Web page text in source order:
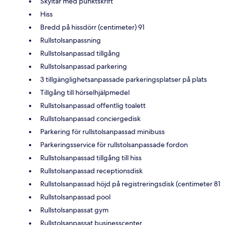
Hiss
Bredd på hissdörr (centimeter) 91
Rullstolsanpassning
Rullstolsanpassad tillgång
Rullstolsanpassad parkering
3 tillgänglighetsanpassade parkeringsplatser på plats
Tillgång till hörselhjälpmedel
Rullstolsanpassad offentlig toalett
Rullstolsanpassad conciergedisk
Parkering för rullstolsanpassad minibuss
Parkeringsservice för rullstolsanpassade fordon
Rullstolsanpassad tillgång till hiss
Rullstolsanpassad receptionsdisk
Rullstolsanpassad höjd på registreringsdisk (centimeter 81
Rullstolsanpassad pool
Rullstolsanpassat gym
Rullstolsanpassat businesscenter